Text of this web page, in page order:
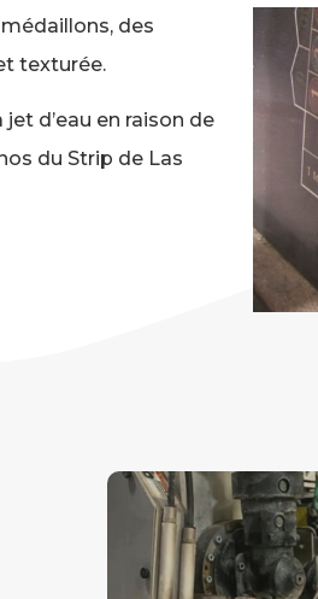
des
texturée.
d’eau en raison de
du Strip de Las